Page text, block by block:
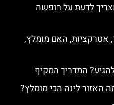
לדעת על חופשה
אטרקציות, האם מומלץ,
להגיע? המדריך המקיף
האזור לינה הכי מומלץ?